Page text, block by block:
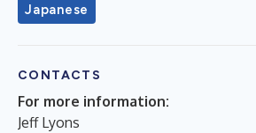
Japanese
CONTACTS
For more information:
Jeff Lyons